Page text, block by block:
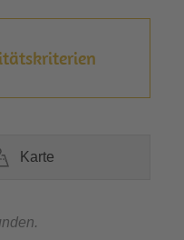
Karte